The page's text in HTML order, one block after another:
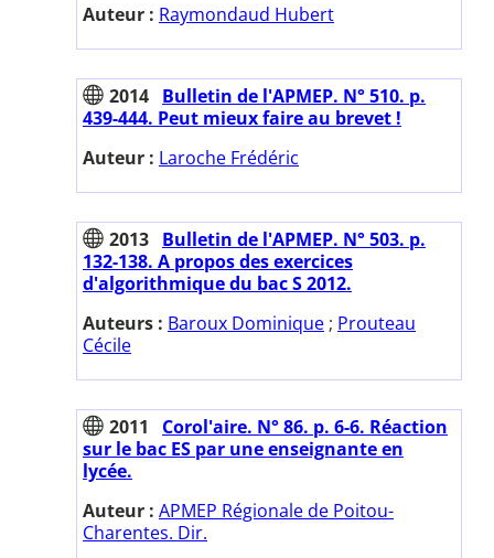
Auteur : Raymondaud Hubert
2014 Bulletin de l'APMEP. N° 510. p.
439-444. Peut mieux faire au brevet !
Auteur : Laroche Frédéric
2013 Bulletin de l'APMEP. N° 503. p.
132-138. A propos des exercices
d'algorithmique du bac S 2012.
Auteurs : Baroux Dominique ; Prouteau
Cécile
2011
Corol'aire. N° 86. p. 6-6. Réaction
sur le bac ES par une enseignante en
lycée.
Auteur : APMEP Régionale de Poitou-
Charentes. Dir.